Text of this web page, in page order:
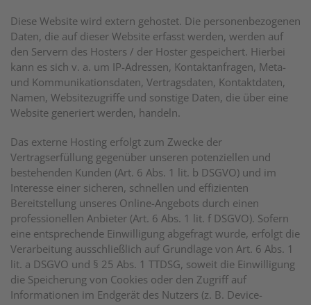
Diese Website wird extern gehostet. Die personenbezogenen
Daten, die auf dieser Website erfasst werden, werden auf
den Servern des Hosters / der Hoster gespeichert. Hierbei
kann es sich v. a. um IP-Adressen, Kontaktanfragen, Meta-
und Kommunikationsdaten, Vertragsdaten, Kontaktdaten,
Namen, Websitezugriffe und sonstige Daten, die über eine
Website generiert werden, handeln.
Das externe Hosting erfolgt zum Zwecke der
Vertragserfüllung gegenüber unseren potenziellen und
bestehenden Kunden (Art. 6 Abs. 1 lit. b DSGVO) und im
Interesse einer sicheren, schnellen und effizienten
Bereitstellung unseres Online-Angebots durch einen
professionellen Anbieter (Art. 6 Abs. 1 lit. f DSGVO). Sofern
eine entsprechende Einwilligung abgefragt wurde, erfolgt die
Verarbeitung ausschließlich auf Grundlage von Art. 6 Abs. 1
lit. a DSGVO und § 25 Abs. 1 TTDSG, soweit die Einwilligung
die Speicherung von Cookies oder den Zugriff auf
Informationen im Endgerät des Nutzers (z. B. Device-